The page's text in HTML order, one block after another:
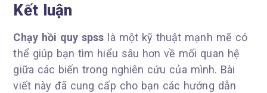
Kết luận
Chạy hồi quy spss là một kỹ thuật mạnh mẽ có
thể giúp bạn tìm hiểu sâu hơn về mối quan hệ
giữa các biến trong nghiên cứu của mình. Bài
viết này đã cung cấp cho bạn các hướng dẫn